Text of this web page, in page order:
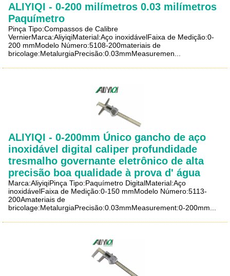
ALIYIQI - 0-200 milímetros 0.03 milímetros
Paquímetro
Pinça Tipo:Compassos de Calibre
VernierMarca:AliyiqiMaterial:Aço inoxidávelFaixa de Medição:0-
200 mmModelo Número:5108-200materiais de
bricolage:MetalurgiaPrecisão:0.03mmMeasuremen...
ALIYIQI - 0-200mm Único gancho de aço
inoxidável digital caliper profundidade
tresmalho governante eletrônico de alta
precisão boa qualidade à prova d' água
Marca:AliyiqiPinça Tipo:Paquímetro DigitalMaterial:Aço
inoxidávelFaixa de Medição:0-150 mmModelo Número:5113-
200Amateriais de
bricolage:MetalurgiaPrecisão:0.03mmMeasurement:0-200mm...